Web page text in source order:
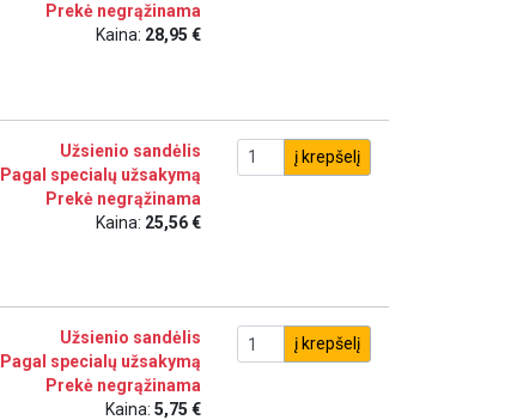
Prekė negrąžinama
Kaina: 28,95 €
Užsienio sandėlis
Pagal specialų užsakymą
Prekė negrąžinama
Kaina: 25,56 €
į krepšelį
Užsienio sandėlis
Pagal specialų užsakymą
Prekė negrąžinama
Kaina: 5,75 €
į krepšelį